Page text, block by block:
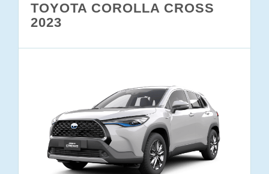
TOYOTA COROLLA CROSS
2023